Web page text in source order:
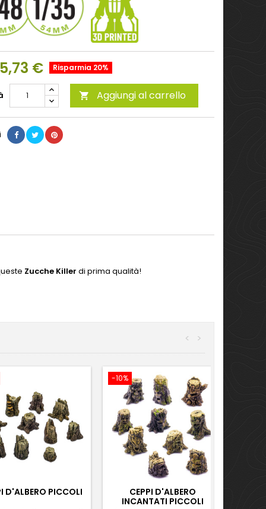
5,73 € Risparmia 20%
 Aggiungi al carrello
Zucche Killer di prima qualità!
>
<
D'ALBERO PICCOLI
-10%
CEPPI D'ALBERO
INCANTATI PICCOLI